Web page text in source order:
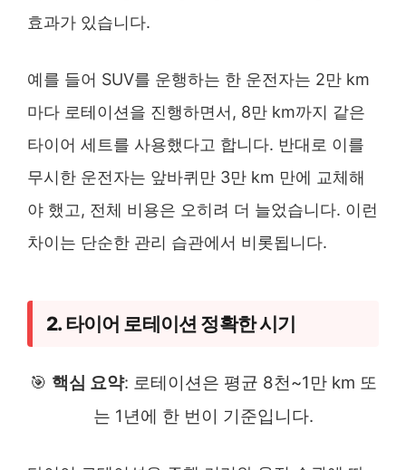
효과가 있습니다.
예를 들어 SUV를 운행하는 한 운전자는 2만 km
마다 로테이션을 진행하면서, 8만 km까지 같은
타이어 세트를 사용했다고 합니다. 반대로 이를
무시한 운전자는 앞바퀴만 3만 km 만에 교체해
야 했고, 전체 비용은 오히려 더 늘었습니다. 이런
차이는 단순한 관리 습관에서 비롯됩니다.
2. 타이어 로테이션 정확한 시기
🎯 핵심 요약: 로테이션은 평균 8천~1만 km 또
는 1년에 한 번이 기준입니다.